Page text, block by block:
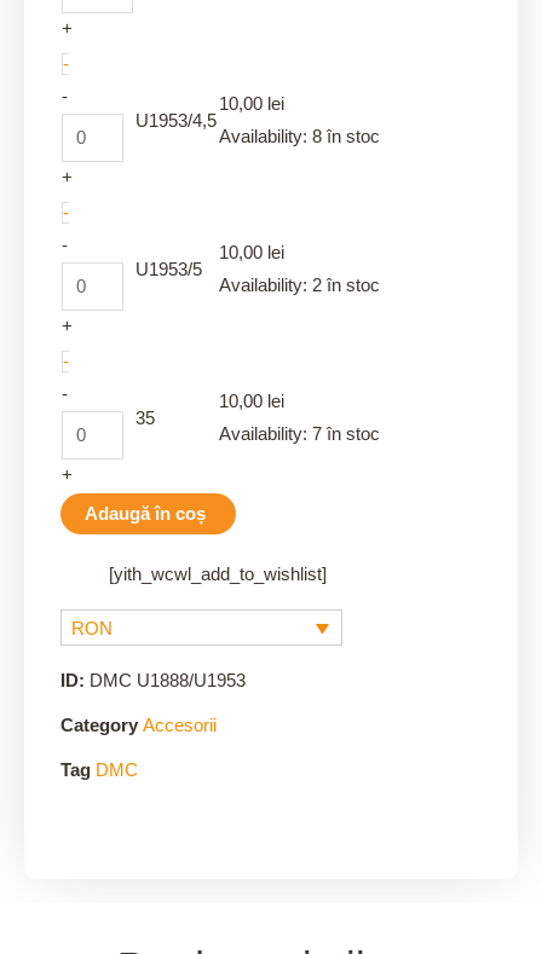
+
-
-
+
U1953/4,5
10,00 lei
Availability: 8 în stoc
-
-
+
U1953/5
10,00 lei
Availability: 2 în stoc
-
-
+
35
10,00 lei
Availability: 7 în stoc
Adaugă în coș
[yith_wcwl_add_to_wishlist]
RON
ID: DMC U1888/U1953
Category Accesorii
Tag DMC